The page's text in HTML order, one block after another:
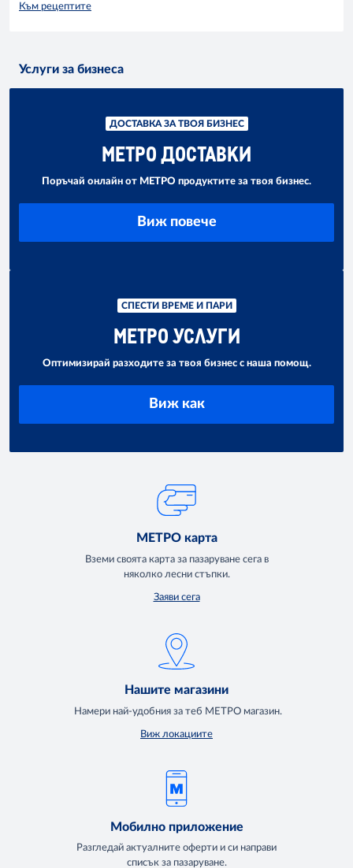
Към рецептите
Услуги за бизнеса
ДОСТАВКА ЗА ТВОЯ БИЗНЕС
МЕТРО ДОСТАВКИ
Поръчай онлайн от МЕТРО продуктите за твоя бизнес.
Виж повече
СПЕСТИ ВРЕМЕ И ПАРИ
МЕТРО УСЛУГИ
Оптимизирай разходите за твоя бизнес с наша помощ.
Виж как
МЕТРО карта
Вземи своята карта за пазаруване сега в
няколко лесни стъпки.
Заяви сега
Нашите магазини
Намери най-удобния за теб МЕТРО магазин.
Виж локациите
Мобилно приложение
Разгледай актуалните оферти и си направи
списък за пазаруване.